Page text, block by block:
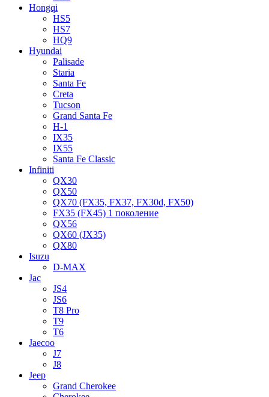
Hongqi
HS5
HS7
HQ9
Hyundai
Palisade
Staria
Santa Fe
Creta
Tucson
Grand Santa Fe
H-1
IX35
IX55
Santa Fe Classic
Infiniti
QX30
QX50
QX70 (FX35, FX37, FX30d, FX50)
FX35 (FX45) 1 поколение
QX56
QX60 (JX35)
QX80
Isuzu
D-MAX
Jac
JS4
JS6
T8 Pro
T9
T6
Jaecoo
J7
J8
Jeep
Grand Cherokee